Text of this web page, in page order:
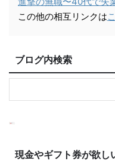
この他の相互リンクは
ブログ内検索
現金やギフト券が欲し